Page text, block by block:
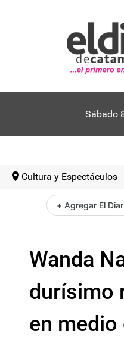
Sábado
Cultura y Espectáculos
+ Agregar El
Wanda
durísimo
en